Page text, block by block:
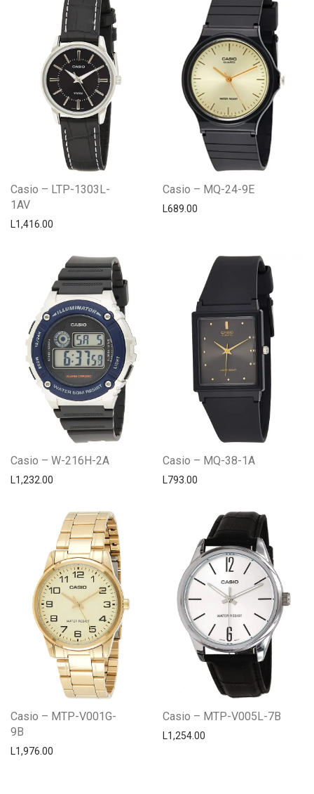
Casio – LTP-1303L-
1AV
L1,416.00
Casio – MQ-24-9E
L689.00
Casio – W-216H-2A
L1,232.00
Casio – MQ-38-1A
L793.00
Casio – MTP-V001G-
9B
L1,976.00
Casio – MTP-V005L-7B
L1,254.00